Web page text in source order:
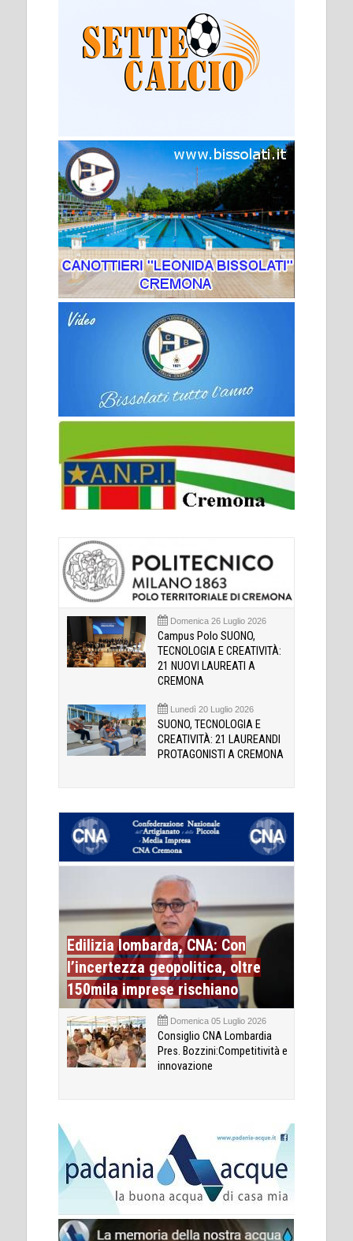
Domenica 26 Luglio 2026
Campus Polo SUONO,
TECNOLOGIA E CREATIVITÀ:
21 NUOVI LAUREATI A
CREMONA
Lunedì 20 Luglio 2026
SUONO, TECNOLOGIA E
CREATIVITÀ: 21 LAUREANDI
PROTAGONISTI A CREMONA
Edilizia lombarda, CNA: Con
l’incertezza geopolitica, oltre
150mila imprese rischiano
Domenica 05 Luglio 2026
Consiglio CNA Lombardia
Pres. Bozzini:Competitività e
innovazione